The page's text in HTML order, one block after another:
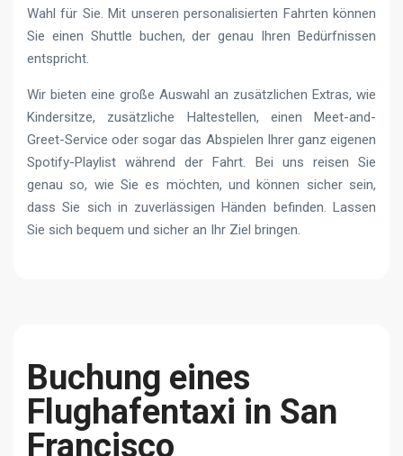
Wahl für Sie. Mit unseren personalisierten Fahrten können
Sie einen Shuttle buchen, der genau Ihren Bedürfnissen
entspricht.
Wir bieten eine große Auswahl an zusätzlichen Extras, wie
Kindersitze, zusätzliche Haltestellen, einen Meet-and-
Greet-Service oder sogar das Abspielen Ihrer ganz eigenen
Spotify-Playlist während der Fahrt. Bei uns reisen Sie
genau so, wie Sie es möchten, und können sicher sein,
dass Sie sich in zuverlässigen Händen befinden. Lassen
Sie sich bequem und sicher an Ihr Ziel bringen.
Buchung eines
Flughafentaxi in San
Francisco